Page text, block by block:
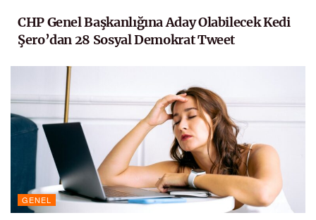
CHP Genel Başkanlığına Aday Olabilecek Kedi
Şero’dan 28 Sosyal Demokrat Tweet
GENEL